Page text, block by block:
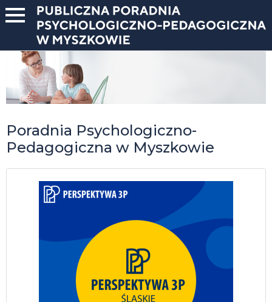
Poradnia Psychologiczno-
Pedagogiczna w Myszkowie